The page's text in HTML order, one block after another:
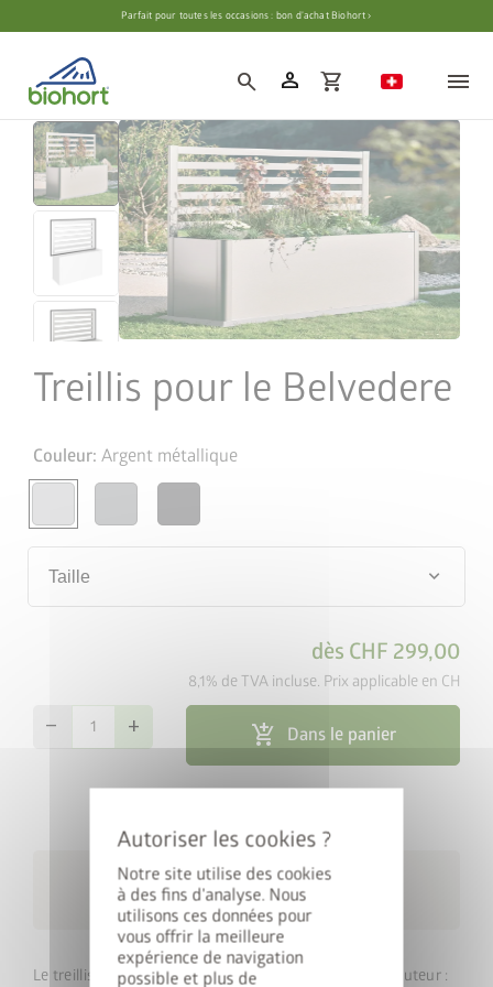
Paramètres des cookies
Notre site utilise des cookies
à des fins d'analyse. Nous
utilisons ces données pour
vous offrir la meilleure
expérience de navigation
possible et plus de
Parfait pour toutes les occasions : bon d’achat Biohort ›
search person shopping_cart
Treillis pour le Belvedere
Couleur: Argent métallique
Taille keyboard_arrow_down
dès CHF 299,00
8,1% de TVA incluse. Prix applicable en CH
remove add add_shopping_cart Dans le panier
local_shipping
Livraison gratuite dans un
délai de 15 jours ouvrables
Le treillis s’installe directement sur le bac à plantes. Hauteur :
Gagnez une StyleBox